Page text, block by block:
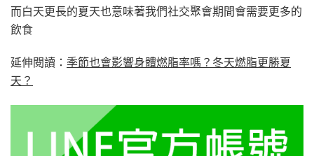
而白天更長的夏天也意味著我們社交聚會期間會需要更多的
飲食
延伸閱讀： 季節也會影響身體燃脂率嗎？冬天燃脂更勝夏
天？